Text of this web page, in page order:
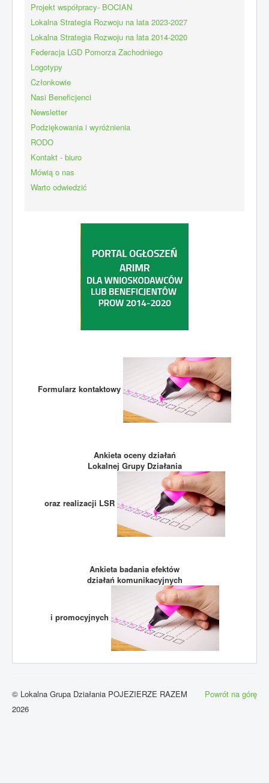
Projekt współpracy- BOCIAN
Lokalna Strategia Rozwoju na lata 2023-2027
Lokalna Strategia Rozwoju na lata 2014-2020
Federacja LGD Pomorza Zachodniego
Logotypy
Członkowie
Nasi Beneficjenci
Newsletter
Podziękowania i wyróżnienia
RODO
Kontakt - biuro
Mówią o nas
Warto odwiedzić
Formularz kontaktowy
Ankieta oceny działań
Lokalnej Grupy Działania
oraz realizacji LSR
Ankieta badania efektów
działań komunikacyjnych
i promocyjnych
Powrót na górę
© Lokalna Grupa Działania POJEZIERZE RAZEM
2026